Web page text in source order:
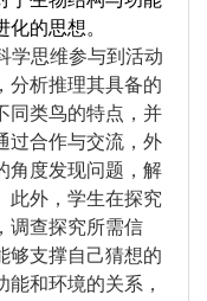
的思想。
学思维参与到活动
分析推理其具备的
同类鸟的特点，并
过合作与交流，外
角度发现问题，解
此外，学生在探究
调查探究所需信
够支撑自己猜想的
和环境的关系，